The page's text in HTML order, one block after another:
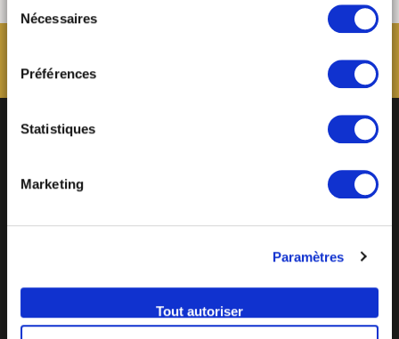
cliquant sur « tout autoriser » ; vous refusez ce dépôt de
cookies (sauf cookies nécessaires) en cliquant sur « tout
paramétrer vos choix en fonction de la finalité des
autoriser ma sélection ». Vous pouvez retirer votre
consentement à tout moment via notre outil de
relative aux cookies sous l’onglet « mentions légales ».
du Nécessaires
Préférences
Statistiques
Marketing
Paramètres
Tout autoriser
coopératif.